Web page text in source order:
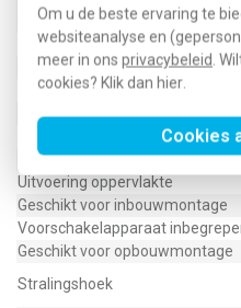
Om u de beste ervaring te
websiteanalyse en
meer in ons privacybeleid.
cookies? Klik dan hier.
Cookies
toebehoren
Lichtuittrede
Lichtverdeling
Nom. spanning
Noodstroomvoorziening
Beschermingsgraad (IP)
Met lichtbron
Uitvoering oppervlakte
Geschikt voor inbouwmontage
Voorschakelapparaat
Geschikt voor opbouwmontage
Stralingshoek